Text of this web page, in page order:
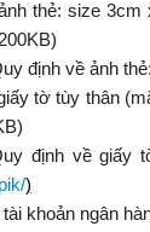
thẻ: size
định về ảnh thẻ:
tờ tùy thân
định về giấy
)
tài khoản ngân